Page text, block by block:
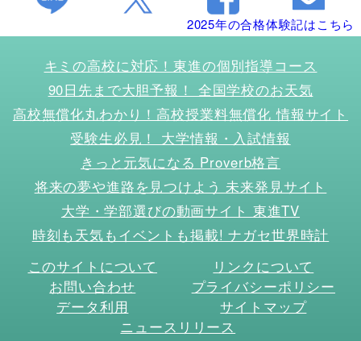
2025年の合格体験記はこちら
キミの高校に対応！東進の個別指導コース
90日先まで大胆予報！ 全国学校のお天気
高校無償化丸わかり！高校授業料無償化 情報サイト
受験生必見！ 大学情報・入試情報
きっと元気になる Proverb格言
将来の夢や進路を見つけよう 未来発見サイト
大学・学部選びの動画サイト 東進TV
時刻も天気もイベントも掲載! ナガセ世界時計
このサイトについて
リンクについて
お問い合わせ
プライバシーポリシー
データ利用
サイトマップ
ニュースリリース